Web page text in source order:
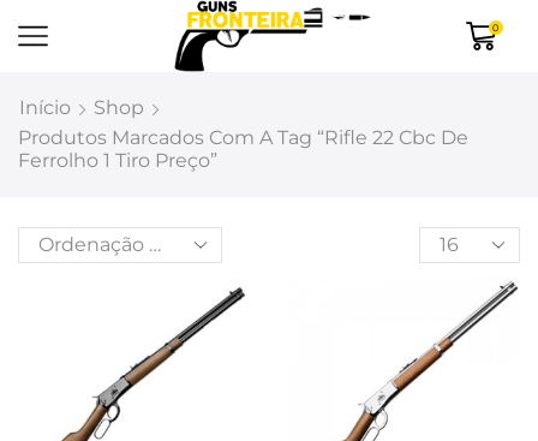
0
Início
Shop
Produtos Marcados Com A Tag “rifle 22 Cbc De
Ferrolho 1 Tiro Preço”